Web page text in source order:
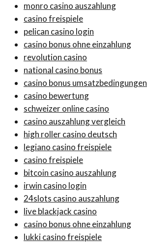
monro casino auszahlung
casino freispiele
pelican casino login
casino bonus ohne einzahlung
revolution casino
national casino bonus
casino bonus umsatzbedingungen
casino bewertung
schweizer online casino
casino auszahlung vergleich
high roller casino deutsch
legiano casino freispiele
casino freispiele
bitcoin casino auszahlung
irwin casino login
24slots casino auszahlung
live blackjack casino
casino bonus ohne einzahlung
lukki casino freispiele